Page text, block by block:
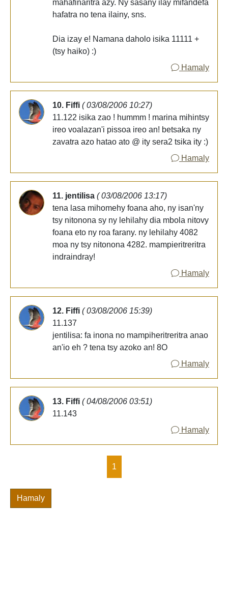
mahafinaritra azy. Ny sasany ilay mifandefa
hafatra no tena ilainy, sns.
Dia izay e! Namana daholo isika 11111 +
(tsy haiko) :)
Hamaly
10. Fiffi ( 03/08/2006 10:27)
11.122 isika zao ! hummm ! marina mihintsy
ireo voalazan'i pissoa ireo an! betsaka ny
zavatra azo hatao ato @ ity sera2 tsika ity :)
Hamaly
11. jentilisa ( 03/08/2006 13:17)
tena lasa mihomehy foana aho, ny isan'ny
tsy nitonona sy ny lehilahy dia mbola nitovy
foana eto ny roa farany. ny lehilahy 4082
moa ny tsy nitonona 4282. mampieritreritra
indraindray!
Hamaly
12. Fiffi ( 03/08/2006 15:39)
11.137
jentilisa: fa inona no mampiheritreritra anao
an'io eh ? tena tsy azoko an! 8O
Hamaly
13. Fiffi ( 04/08/2006 03:51)
11.143
Hamaly
1
Hamaly